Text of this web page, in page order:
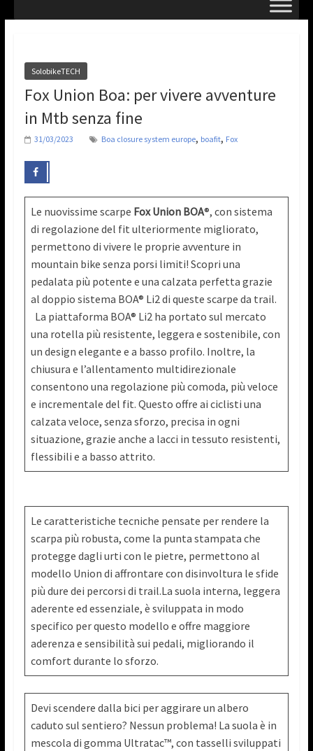
SolobikeTECH
Fox Union Boa: per vivere avventure
in Mtb senza fine
31/03/2023 Boa closure system europe, boafit, Fox
Le nuovissime scarpe Fox Union BOA®, con sistema
di regolazione del fit ulteriormente migliorato,
permettono di vivere le proprie avventure in
mountain bike senza porsi limiti! Scopri una
pedalata più potente e una calzata perfetta grazie
al doppio sistema BOA® Li2 di queste scarpe da trail.
La piattaforma BOA® Li2 ha portato sul mercato
una rotella più resistente, leggera e sostenibile, con
un design elegante e a basso profilo. Inoltre, la
chiusura e l’allentamento multidirezionale
consentono una regolazione più comoda, più veloce
e incrementale del fit. Questo offre ai ciclisti una
calzata veloce, senza sforzo, precisa in ogni
situazione, grazie anche a lacci in tessuto resistenti,
flessibili e a basso attrito.
Le caratteristiche tecniche pensate per rendere la
scarpa più robusta, come la punta stampata che
protegge dagli urti con le pietre, permettono al
modello Union di affrontare con disinvoltura le sfide
più dure dei percorsi di trail.La suola interna, leggera
aderente ed essenziale, è sviluppata in modo
specifico per questo modello e offre maggiore
aderenza e sensibilità sui pedali, migliorando il
comfort durante lo sforzo.
Devi scendere dalla bici per aggirare un albero
caduto sul sentiero? Nessun problema! La suola è in
mescola di gomma Ultratac™, con tasselli sviluppati